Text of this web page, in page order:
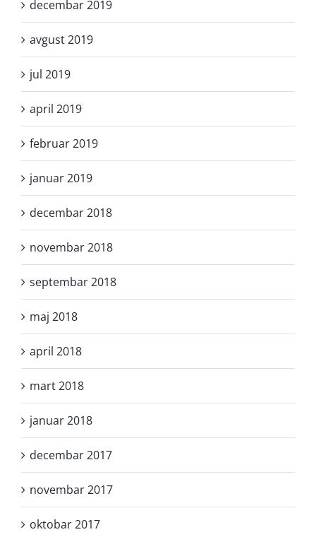
decembar 2019
avgust 2019
jul 2019
april 2019
februar 2019
januar 2019
decembar 2018
novembar 2018
septembar 2018
maj 2018
april 2018
mart 2018
januar 2018
decembar 2017
novembar 2017
oktobar 2017